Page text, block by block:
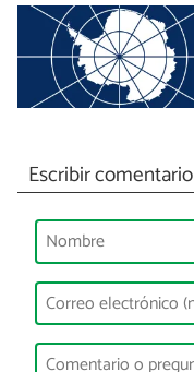
Escribir comentario